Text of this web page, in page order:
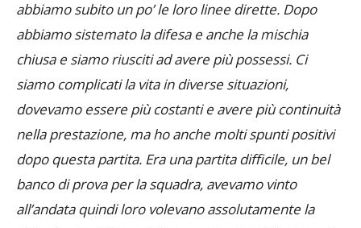
stati bravi a metterci pressione con i loro avanti e
abbiamo subito un po’ le loro linee dirette. Dopo
abbiamo sistemato la difesa e anche la mischia
chiusa e siamo riusciti ad avere più possessi. Ci
siamo complicati la vita in diverse situazioni,
dovevamo essere più costanti e avere più continuità
nella prestazione, ma ho anche molti spunti positivi
dopo questa partita. Era una partita difficile, un bel
banco di prova per la squadra, avevamo vinto